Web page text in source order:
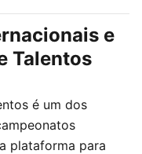
e
Talentos
é um dos
plataforma para